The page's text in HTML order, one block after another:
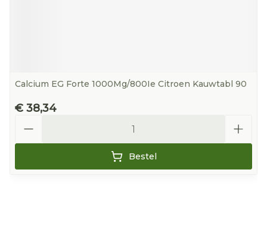
Calcium EG Forte 1000Mg/800Ie Citroen Kauwtabl 90
€ 38,34
Bestel